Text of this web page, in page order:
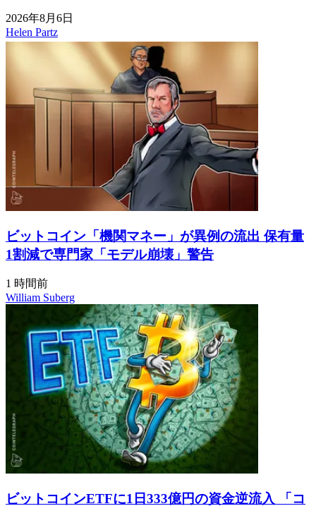
2026年8月6日
Helen Partz
ビットコイン「機関マネー」が異例の流出 保有量
1割減で専門家「モデル崩壊」警告
1 時間前
William Suberg
ビットコインETFに1日333億円の資金逆流入 「コ